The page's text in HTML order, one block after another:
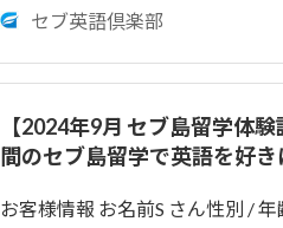
セブ英語倶楽部
【2024年9月 セブ島留学体
間のセブ島留学で英語を好き
お客様情報 お名前S さん性別 /